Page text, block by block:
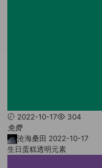
2022-10-17
304
免费
沧海桑田 2022-10-17
生日蛋糕透明元素